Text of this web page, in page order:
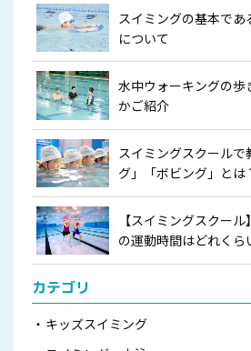
スイミングの基本であ
について
水中ウォーキングの歩
かご紹介
スイミングスクールで
グ」「ボビング」とは
【スイミングスクー
の運動時間はどれくら
カテゴリ
キッズスイミング